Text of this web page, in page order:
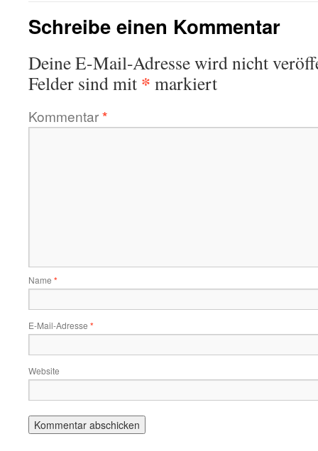
Schreibe einen Kommentar
Deine E-Mail-Adresse wird nicht
Felder sind mit * markiert
Kommentar*
Name *
E-Mail-Adresse *
Website